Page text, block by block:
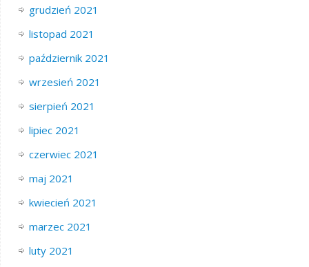
grudzień 2021
listopad 2021
październik 2021
wrzesień 2021
sierpień 2021
lipiec 2021
czerwiec 2021
maj 2021
kwiecień 2021
marzec 2021
luty 2021